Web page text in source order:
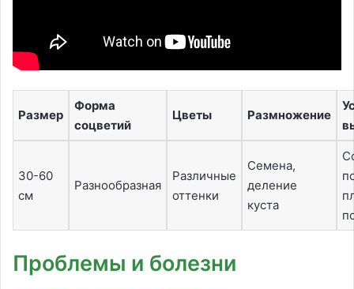
Размер
Форма
соцветий
Цветы Размножение
30-60
см
Разнообразная
Различные
оттенки
Семена,
деление
куста
Проблемы и болезни